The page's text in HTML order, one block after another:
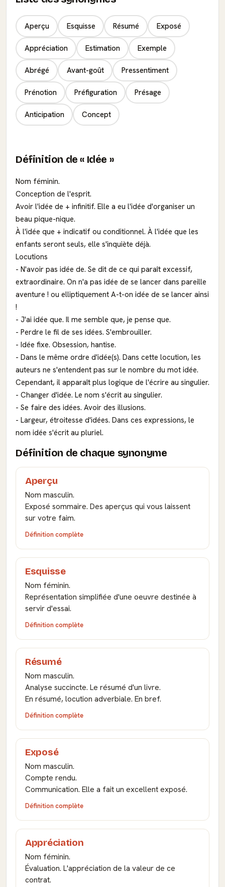
Aperçu Esquisse Résumé Exposé
Appréciation Estimation Exemple
Abrégé Avant-goût Pressentiment
Prénotion Préfiguration Présage
Anticipation Concept
Définition de « Idée »
Nom féminin.
Conception de l'esprit.
Avoir l'idée de + infinitif. Elle a eu l'idée d'organiser un
beau pique-nique.
À l'idée que + indicatif ou conditionnel. À l'idée que les
enfants seront seuls, elle s'inquiète déjà.
Locutions
- N'avoir pas idée de. Se dit de ce qui paraît excessif,
extraordinaire. On n'a pas idée de se lancer dans pareille
aventure ! ou elliptiquement A-t-on idée de se lancer ainsi
!
- J'ai idée que. Il me semble que, je pense que.
- Perdre le fil de ses idées. S'embrouiller.
- Idée fixe. Obsession, hantise.
- Dans le même ordre d'idée(s). Dans cette locution, les
auteurs ne s'entendent pas sur le nombre du mot idée.
Cependant, il apparaît plus logique de l'écrire au singulier.
- Changer d'idée. Le nom s'écrit au singulier.
- Se faire des idées. Avoir des illusions.
- Largeur, étroitesse d'idées. Dans ces expressions, le
nom idée s'écrit au pluriel.
Définition de chaque synonyme
Aperçu
Nom masculin.
Exposé sommaire. Des aperçus qui vous laissent
sur votre faim.
Définition complète
Esquisse
Nom féminin.
Représentation simplifiée d'une oeuvre destinée à
servir d'essai.
Définition complète
Résumé
Nom masculin.
Analyse succincte. Le résumé d'un livre.
En résumé, locution adverbiale. En bref.
Définition complète
Exposé
Nom masculin.
Compte rendu.
Communication. Elle a fait un excellent exposé.
Définition complète
Appréciation
Nom féminin.
Évaluation. L'appréciation de la valeur de ce
contrat.